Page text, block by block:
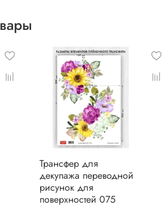
Трансфер для
декупажа переводной
рисунок для
поверхностей 075